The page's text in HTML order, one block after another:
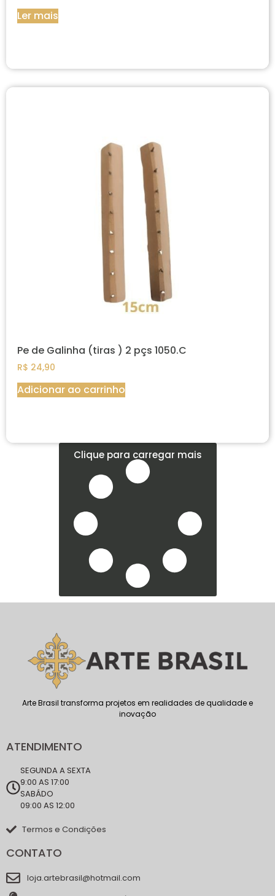
Ler mais
Pe de Galinha (tiras ) 2 pçs 1050.C
R$ 24,90
Adicionar ao carrinho
Clique para carregar mais
Arte Brasil transforma projetos em realidades de qualidade e
inovação
ATENDIMENTO
SEGUNDA A SEXTA
9:00 AS 17:00
SABÁDO
09:00 AS 12:00
Termos e Condições
CONTATO
loja.artebrasil@hotmail.com